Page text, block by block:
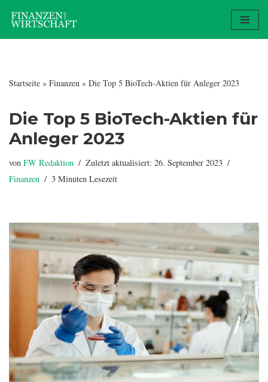
Startseite » Finanzen » Die Top 5 BioTech-Aktien für Anleger 2023
Die Top 5 BioTech-Aktien für
Anleger 2023
von FW Redaktion
Zuletzt aktualisiert: 26. September 2023
Finanzen
3 Minuten Lesezeit